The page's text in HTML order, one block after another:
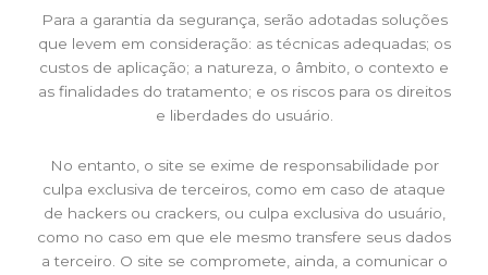
Para a garantia da segurança, serão adotadas soluções
que levem em consideração: as técnicas adequadas; os
custos de aplicação; a natureza, o âmbito, o contexto e
as finalidades do tratamento; e os riscos para os direitos
e liberdades do usuário.
No entanto, o site se exime de responsabilidade por
culpa exclusiva de terceiros, como em caso de ataque
de hackers ou crackers, ou culpa exclusiva do usuário,
como no caso em que ele mesmo transfere seus dados
a terceiro. O site se compromete, ainda, a comunicar o